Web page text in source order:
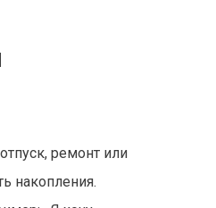
ремонт или
накопления.